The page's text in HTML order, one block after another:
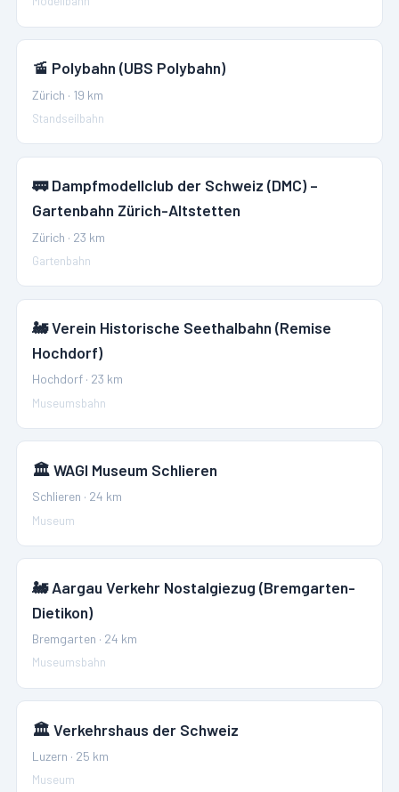
🚡 Polybahn (UBS Polybahn)
Zürich · 19 km
Standseilbahn
🚃 Dampfmodellclub der Schweiz (DMC) –
Gartenbahn Zürich-Altstetten
Zürich · 23 km
Gartenbahn
🚂Verein Historische Seethalbahn (Remise
Hochdorf)
Hochdorf · 23 km
Museumsbahn
🏛️WAGI Museum Schlieren
Schlieren · 24 km
Museum
🚂 Aargau Verkehr Nostalgiezug (Bremgarten-
Dietikon)
Bremgarten · 24 km
Museumsbahn
🏛️Verkehrshaus der Schweiz
Luzern · 25 km
Museum